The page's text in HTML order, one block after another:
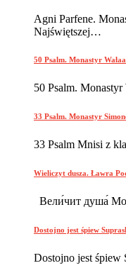
Agni Parfene.
Najświętszej…
50 Psalm. Monastyr
50 Psalm.
33 Psalm. Monastyr
33 Psalm Mnisi z
Wieliczyt dusza. Ławra
Вели́чит душа́
Dostojno jest śpiew
Dostojno jest